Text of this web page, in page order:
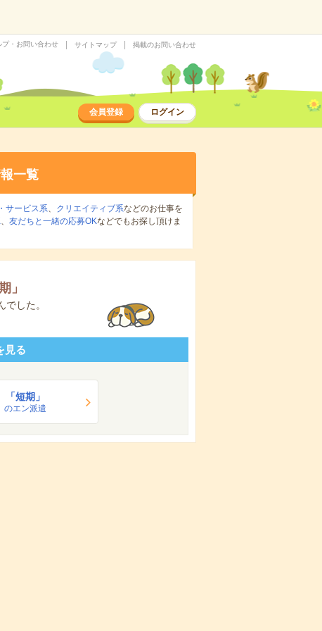
プ・お問い合わせ サイトマップ 掲載のお問い合わせ
会員登録 ログイン
一覧
サービス系、 クリエイティブ系などのお仕事を
、 友だちと一緒の応募OKなどでもお探し頂けま
」
した。
見る
「短期」
のエン派遣